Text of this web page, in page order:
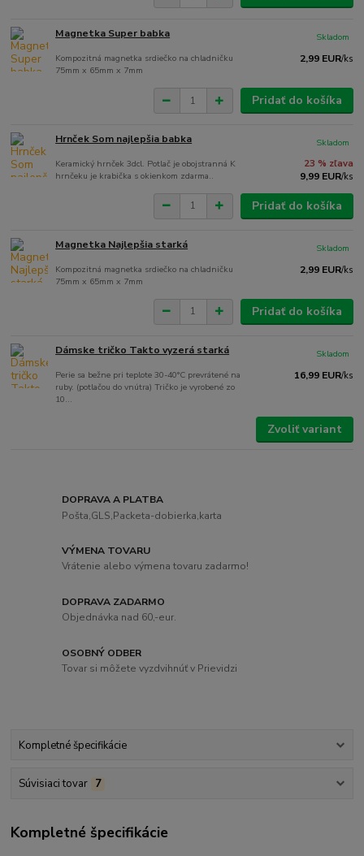
Magnetka Super babka
Kompozitná magnetka srdiečko na chladničku
75mm x 65mm x 7mm
2,99 EUR/ks
Skladom
Pridať do košíka
Hrnček Som najlepšia babka
Keramický hrnček 3dcl. Potlač je obojstranná K
hrnčeku je krabička s okienkom zdarma..
23 % zľava
9,99 EUR/ks
Skladom
Pridať do košíka
Magnetka Najlepšia starká
Kompozitná magnetka srdiečko na chladničku
75mm x 65mm x 7mm
2,99 EUR/ks
Skladom
Pridať do košíka
Dámske tričko Takto vyzerá starká
Perie sa bežne pri teplote 30-40°C prevrátené na
ruby. (potlačou do vnútra) Tričko je vyrobené zo
10...
16,99 EUR/ks
Skladom
Zvoliť variant
DOPRAVA A PLATBA
Pošta,GLS,Packeta-dobierka,karta
VÝMENA TOVARU
Vrátenie alebo výmena tovaru zadarmo!
DOPRAVA ZADARMO
Objednávka nad 60,-eur.
OSOBNÝ ODBER
Tovar si môžete vyzdvihnúť v Prievidzi
Kompletné špecifikácie
Súvisiaci tovar 7
Kompletné špecifikácie